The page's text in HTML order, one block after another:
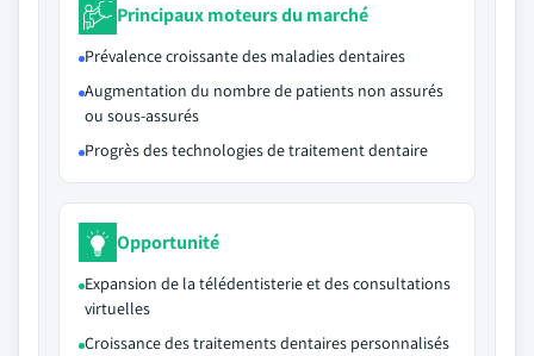
Principaux moteurs du marché
Prévalence croissante des maladies dentaires
Augmentation du nombre de patients non assurés
ou sous-assurés
Progrès des technologies de traitement dentaire
Opportunité
Expansion de la télédentisterie et des consultations
virtuelles
Croissance des traitements dentaires personnalisés